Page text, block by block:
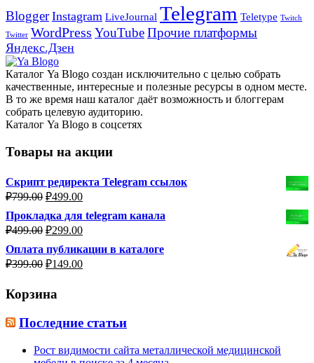
Blogger Instagram LiveJournal Telegram Teletype Twitch
Twitter WordPress YouTubeПрочие платформы
Яндекс.Дзен
Каталог Ya Blogo создан исключительно с целью собрать
качественные, интересные и полезные ресурсы в одном месте.
В то же время наш каталог даёт возможность и блоггерам
собрать целевую аудиторию.
Каталог Ya Blogo в соцсетях
Товары на акции
Скрипт редиректа Telegram ссылок
₽799.00 Первоначальная
составляла
₽799.00.
₽499.00Текущая
₽499.00.
Прокладка для telegram канала
₽499.00 Первоначальная
составляла
₽499.00.
₽299.00Текущая
₽299.00.
Оплата публикации в каталоге
₽399.00 Первоначальная
₽399.00.
₽149.00Текущая
Корзина
Последние статьи
Рост видимости сайта металлической медицинской